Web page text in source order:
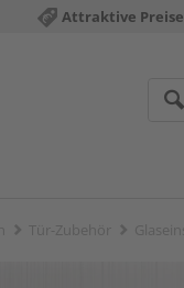
Attraktive Preise